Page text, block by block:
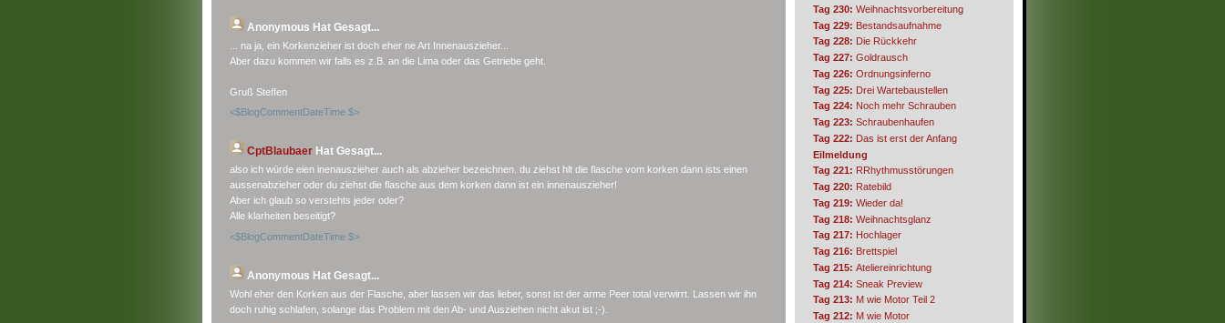
Anonymous Hat Gesagt...
... na ja, ein Korkenzieher ist doch eher ne Art Innenauszieher...
Aber dazu kommen wir falls es z.B. an die Lima oder das Getriebe geht.
Gruß Steffen
<$BlogCommentDateTime $>
CptBlaubaer Hat Gesagt...
also ich würde eien inenauszieher auch als abzieher bezeichnen. du ziehst hlt die flasche vom korken dann ists einen
aussenabzieher oder du ziehst die flasche aus dem korken dann ist ein innenauszieher!
Aber ich glaub so verstehts jeder oder?
Alle klarheiten beseitigt?
<$BlogCommentDateTime $>
Anonymous Hat Gesagt...
Wohl eher den Korken aus der Flasche, aber lassen wir das lieber, sonst ist der arme Peer total verwirrt. Lassen wir ihn
doch ruhig schlafen, solange das Problem mit den Ab- und Ausziehen nicht akut ist ;-).
Tag 230: Weihnachtsvorbereitung
Tag 229: Bestandsaufnahme
Tag 228: Die Rückkehr
Tag 227: Goldrausch
Tag 226: Ordnungsinferno
Tag 225: Drei Wartebaustellen
Tag 224: Noch mehr Schrauben
Tag 223: Schraubenhaufen
Tag 222: Das ist erst der Anfang
Eilmeldung
Tag 221: RRhythmusstörungen
Tag 220: Ratebild
Tag 219: Wieder da!
Tag 218: Weihnachtsglanz
Tag 217: Hochlager
Tag 216: Brettspiel
Tag 215: Ateliereinrichtung
Tag 214: Sneak Preview
Tag 213: M wie Motor Teil 2
Tag 212: M wie Motor